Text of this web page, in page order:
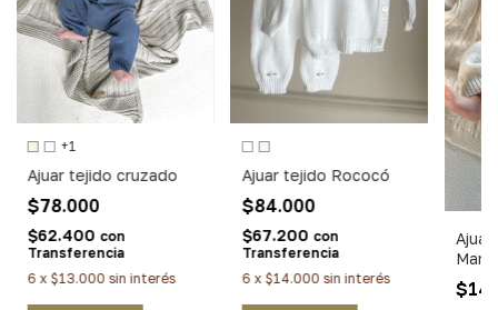
+1
Ajuar tejido cruzado
$78.000
$62.400 con
Transferencia
6 x $13.000 sin interés
Ajuar tejido Rococó
$84.000
$67.200 con
Transferencia
6 x $14.000 sin interés
Ajuar